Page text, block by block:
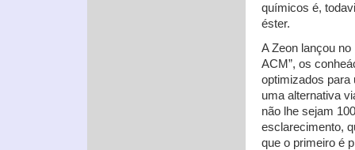
químicos é,
éster.
A Zeon lançou
ACM”, os
optimizados para
uma alternativa
não lhe sejam
esclarecimento,
que o primeiro é